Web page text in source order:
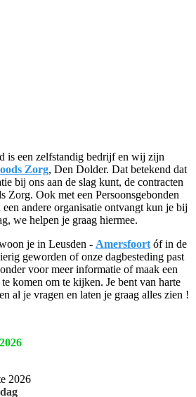
is een zelfstandig bedrijf en wij zijn
Zorg, Den Dolder. Dat betekend dat
bij ons aan de slag kunt, de contracten
Zorg. Ook met een Persoonsgebonden
andere organisatie ontvangt kun je bij
we helpen je graag hiermee.
je in Leusden - Amersfoort óf in de
geworden of onze dagbesteding past
voor meer informatie of maak een
komen om te kijken. Je bent van harte
al je vragen en laten je graag alles zien !
2026